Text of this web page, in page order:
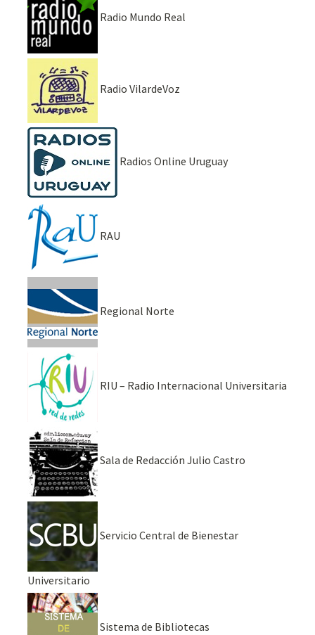
Radio Mundo Real
Radio VilardeVoz
Radios Online Uruguay
RAU
Regional Norte
RIU – Radio Internacional Universitaria
Sala de Redacción Julio Castro
Servicio Central de Bienestar
Universitario
Sistema de Bibliotecas